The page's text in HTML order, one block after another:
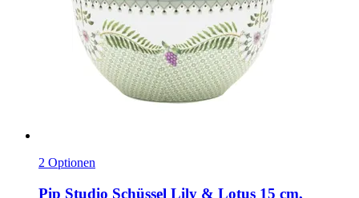
2 Optionen
Pip Studio Schüssel Lily & Lotus 15 cm,